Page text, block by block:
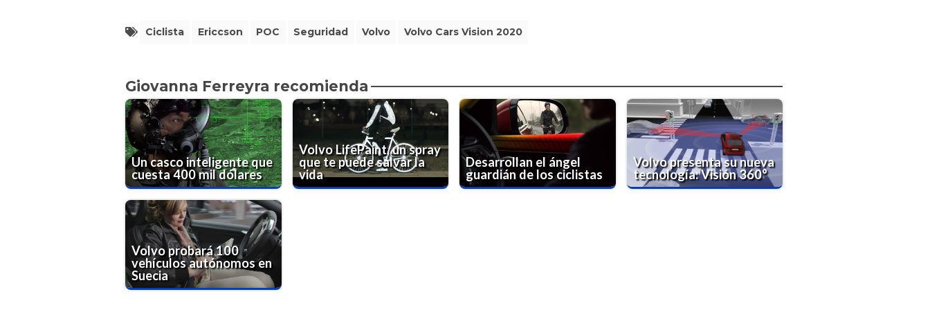
Ciclista Ericcson POC Seguridad Volvo Volvo Cars Vision 2020
Giovanna Ferreyra recomienda
Un casco inteligente que
cuesta 400 mil dólares
Volvo LifePaint, un spray
que te puede salvar la
vida
Desarrollan el ángel
guardián de los ciclistas
Volvo presenta su nueva
tecnología: Visión 360°
Volvo probará 100
vehículos autónomos en
Suecia